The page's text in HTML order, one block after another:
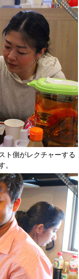
ト側がレクチャーする
。